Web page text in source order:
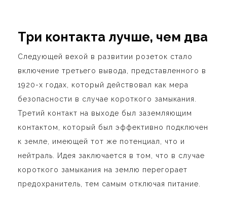
Три контакта лучше, чем два
Следующей вехой в развитии розеток стало
включение третьего вывода, представленного в
1920-х годах, который действовал как мера
безопасности в случае короткого замыкания.
Третий контакт на выходе был заземляющим
контактом, который был эффективно подключен
к земле, имеющей тот же потенциал, что и
нейтраль. Идея заключается в том, что в случае
короткого замыкания на землю перегорает
предохранитель, тем самым отключая питание.